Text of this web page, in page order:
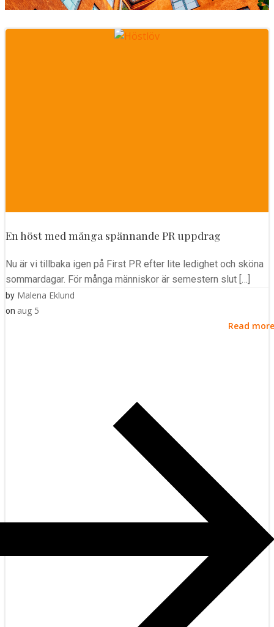
En höst med många spännande PR uppdrag
Nu är vi tillbaka igen på First PR efter lite ledighet och sköna
sommardagar. För många människor är semestern slut […]
by Malena Eklund
on aug 5
Read more